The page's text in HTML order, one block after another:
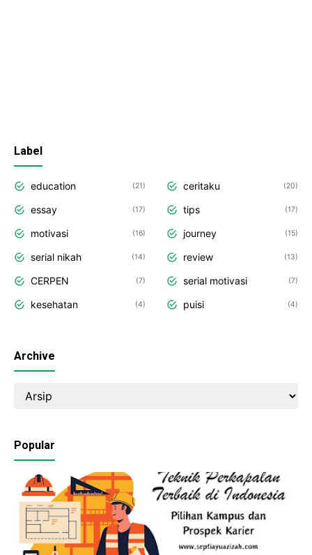
Label
education 21 ceritaku 20
essay 17 tips 17
motivasi 16 journey 15
serial nikah 14 review 13
CERPEN 7 serial motivasi 7
kesehatan 4 puisi 4
Archive
Popular